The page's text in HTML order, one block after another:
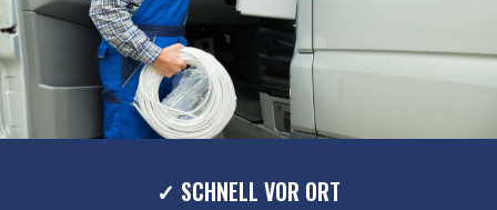
✓ SCHNELL VOR ORT